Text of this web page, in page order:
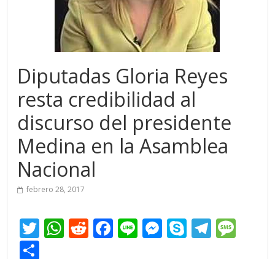
Diputadas Gloria Reyes
resta credibilidad al
discurso del presidente
Medina en la Asamblea
Nacional
febrero 28, 2017
T W R F Li M S T